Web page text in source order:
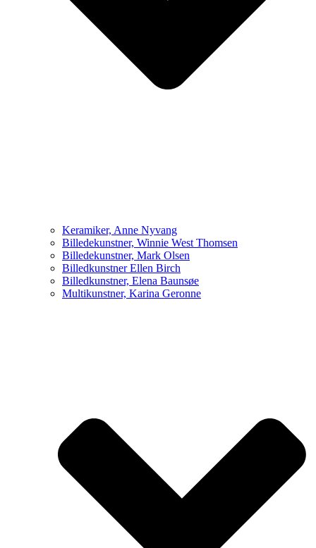
Keramiker, Anne Nyvang
Billedekunstner, Winnie West Thomsen
Billedekunstner, Mark Olsen
Billedkunstner Ellen Birch
Billedkunstner, Elena Baunsøe
Multikunstner, Karina Geronne